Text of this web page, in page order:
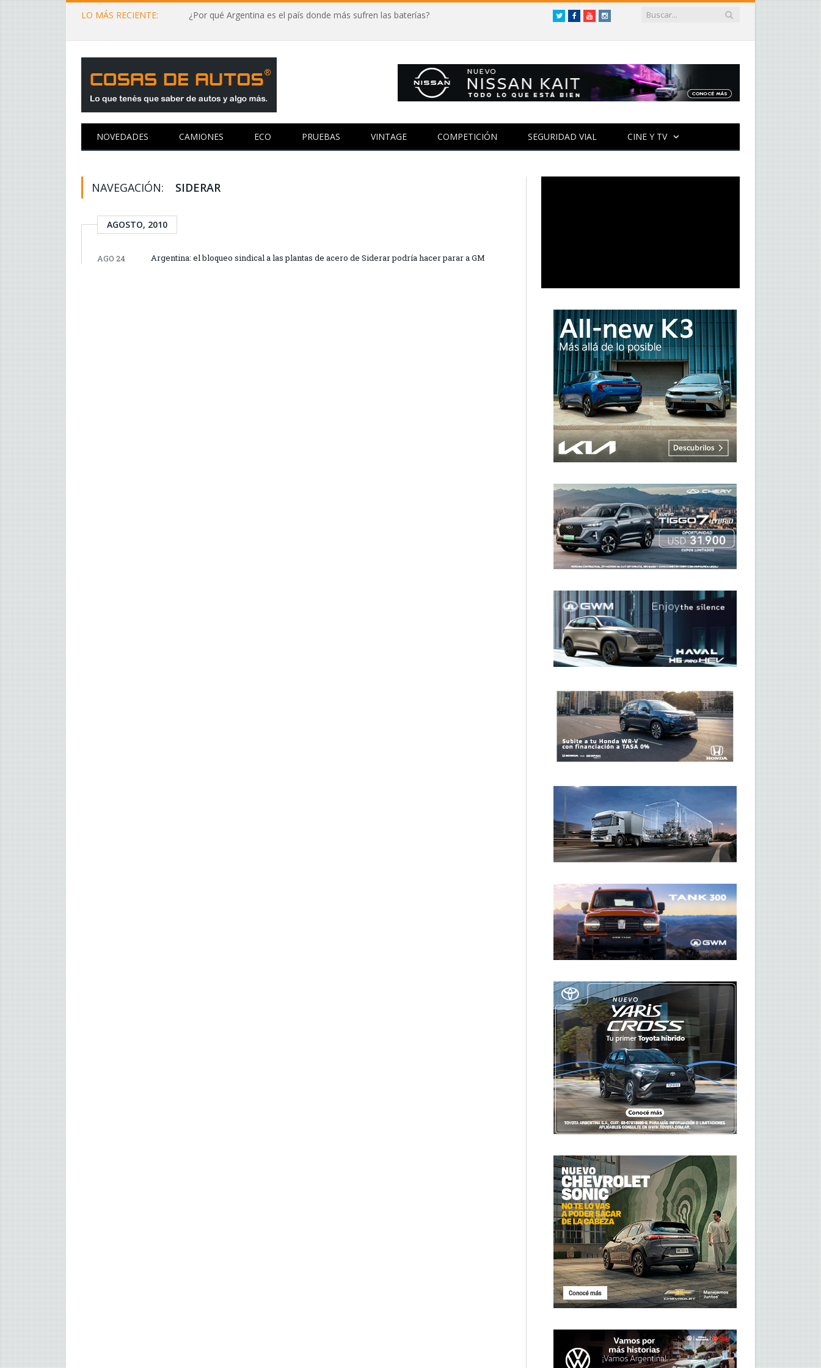
LO MÁS RECIENTE: ¿Por qué Argentina es el país donde más sufren las baterías? TwitterFacebookYouTubeInstagram
NOVEDADES CAMIONES ECO PRUEBAS VINTAGE COMPETICIÓN SEGURIDAD VIAL CINE Y TV
NAVEGACIÓN: SIDERAR
AGOSTO, 2010
AGO 24 Argentina: el bloqueo sindical a las plantas de acero de Siderar podría hacer parar a GM